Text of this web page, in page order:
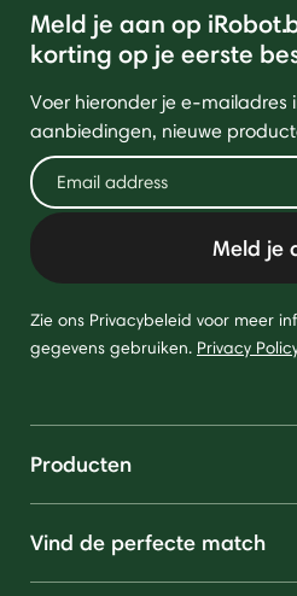
Meld je aan op
korting op je eerste
Voer hieronder je e-mailadres
aanbiedingen, nieuwe
Meld je
Zie ons Privacybeleid voor meer
gegevens gebruiken. Privacy
Producten
Vind de perfecte match